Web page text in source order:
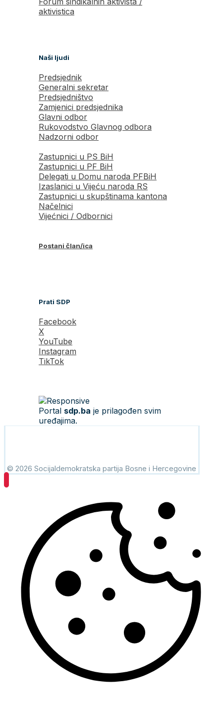
aktivistica
Naši ljudi
Predsjednik
Generalni sekretar
Predsjedništvo
Zamjenici predsjednika
Glavni odbor
Rukovodstvo Glavnog odbora
Nadzorni odbor
Zastupnici u PS BiH
Zastupnici u PF BiH
Delegati u Domu naroda PFBiH
Izaslanici u Vijeću naroda RS
Zastupnici u skupštinama kantona
Načelnici
Vijećnici / Odbornici
Postani član/ica
Prati SDP
Facebook
X
YouTube
Instagram
TikTok
Portal sdp.ba je prilagođen svim
uređajima.
© 2026 Socijaldemokratska partija Bosne i Hercegovine